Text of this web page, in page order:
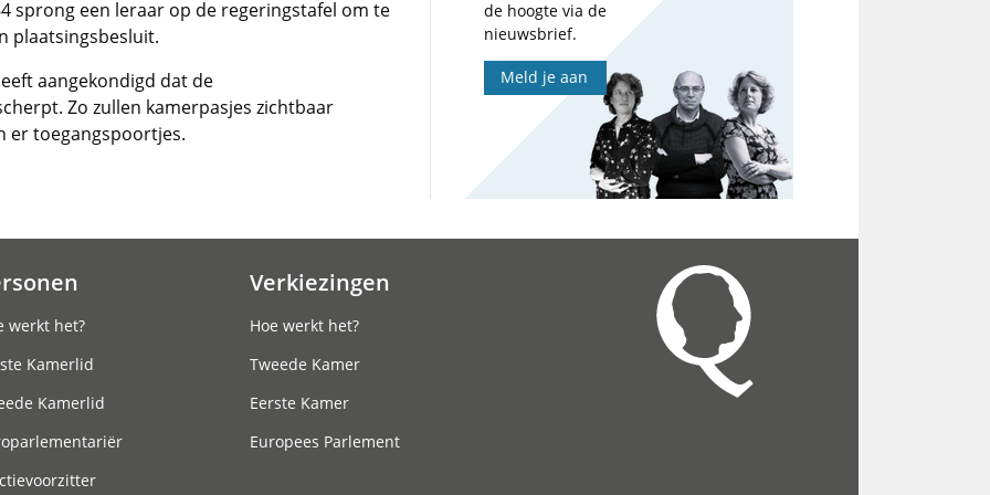
sprong een leraar op de regeringstafel om te
plaatsingsbesluit.
aangekondigd dat de
Zo zullen kamerpasjes zichtbaar
er toegangspoortjes.
de hoogte via de
nieuwsbrief.
Meld je aan
werkt het?
Kamerlid
Kamerlid
Verkiezingen
Hoe werkt het?
Tweede Kamer
Eerste Kamer
Europees Parlement